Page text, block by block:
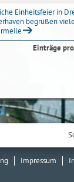
Einheitsfeier in
begrüßen
Einträge
Impressum